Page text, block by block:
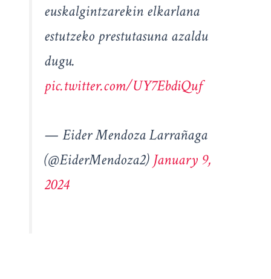
euskalgintzarekin elkarlana
estutzeko prestutasuna azaldu
dugu.
pic.twitter.com/UY7EbdiQuf
— Eider Mendoza Larrañaga
(@EiderMendoza2) January 9,
2024